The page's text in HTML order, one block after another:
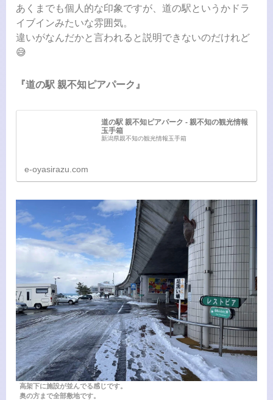
あくまでも個人的な印象ですが、道の駅というかドラ
イブインみたいな雰囲気。
違いがなんだかと言われると説明できないのだけれど
😅
『道の駅 親不知ピアパーク』
道の駅 親不知ピアパーク - 親不知の観光情報
玉手箱
新潟県親不知の観光情報玉手箱
e-oyasirazu.com
高架下に施設が並んでる感じです。
奥の方まで全部敷地です。